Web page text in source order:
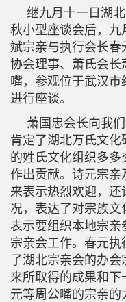
继九月十一日湖
秋小型座谈会后，
斌宗亲与执行会长
协会理事、萧氏会
嘴，参观位于武汉
进行座谈。
萧国忠会长向我们
肯定了湖北万氏文
的姓氏文化组织多
作出贡献。诗元宗亲
来表示热烈欢迎，
况，表达了对宗族文
表示要组织本地宗
宗亲会工作。春元
了湖北宗亲会的办
来所取得的成果和
元等周公嘴的宗亲